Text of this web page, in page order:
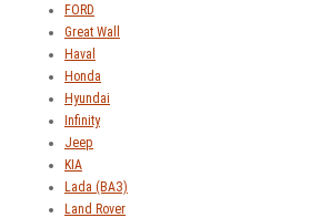
FORD
Great Wall
Haval
Honda
Hyundai
Infinity
Jeep
KIA
Lada (ВАЗ)
Land Rover